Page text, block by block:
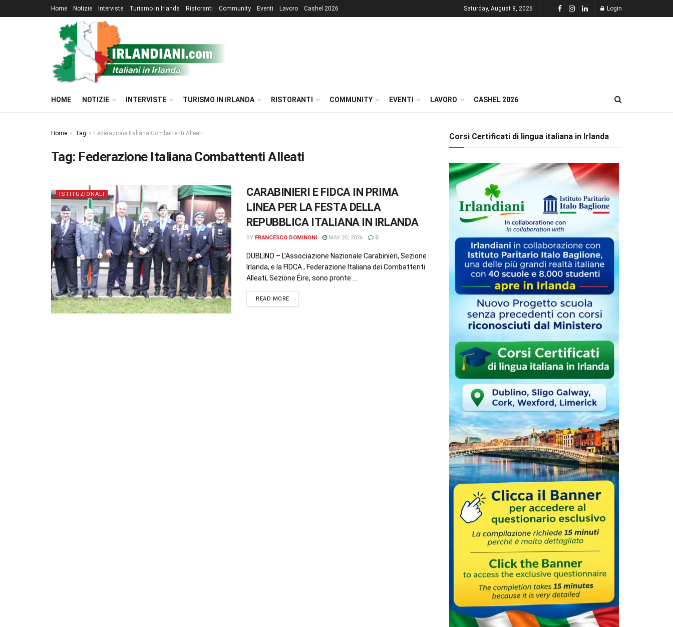
Home Notizie Interviste Turismo in Irlanda Ristoranti Community Eventi Lavoro Cashel 2026 Saturday, August 8, 2026 Login
HOME NOTIZIE INTERVISTE TURISMO IN IRLANDA RISTORANTI COMMUNITY EVENTI LAVORO CASHEL 2026
Home Tag Federazione Italiana Combattenti Alleati
Tag: Federazione Italiana Combattenti Alleati
ISTITUZIONALI
CARABINIERI E FIDCA IN PRIMA
LINEA PER LA FESTA DELLA
REPUBBLICA ITALIANA IN IRLANDA
BY FRANCESCO DOMINONI MAY 20, 2026 0
DUBLINO – L’Associazione Nazionale Carabinieri, Sezione
Irlanda, e la FIDCA , Federazione Italiana dei Combattenti
Alleati, Sezione Éire, sono pronte ...
READ MORE
Corsi Certificati di lingua italiana in Irlanda